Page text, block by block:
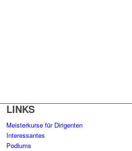
LINKS
Meisterkurse für Dirigenten
Interessantes
Podiums